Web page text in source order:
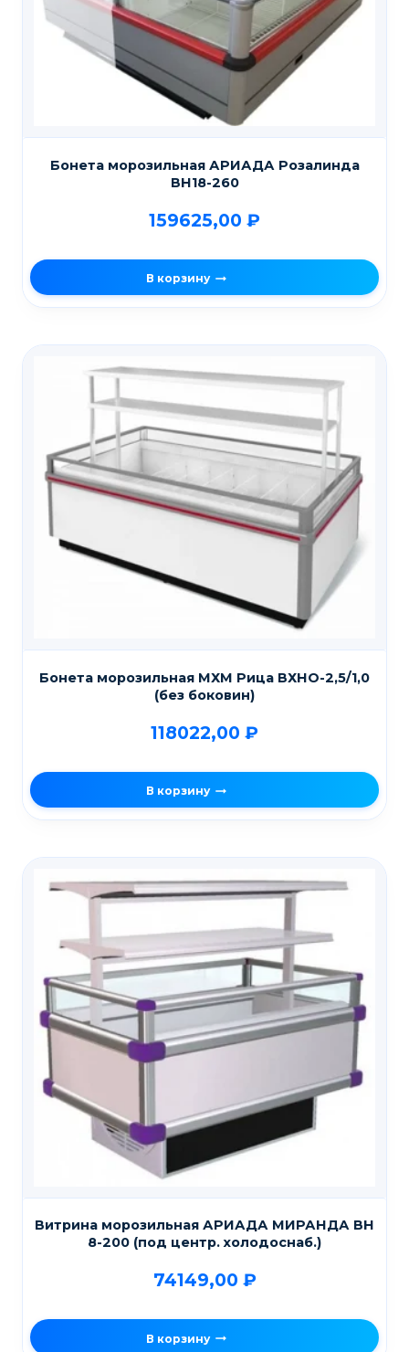
Бонета морозильная АРИАДА Розалинда
ВН18-260
159625,00 ₽
В корзину
Бонета морозильная МХМ Рица ВХНО-2,5/1,0
(без боковин)
118022,00 ₽
В корзину
Витрина морозильная АРИАДА МИРАНДА ВН
8-200 (под центр. холодоснаб.)
74149,00 ₽
В корзину